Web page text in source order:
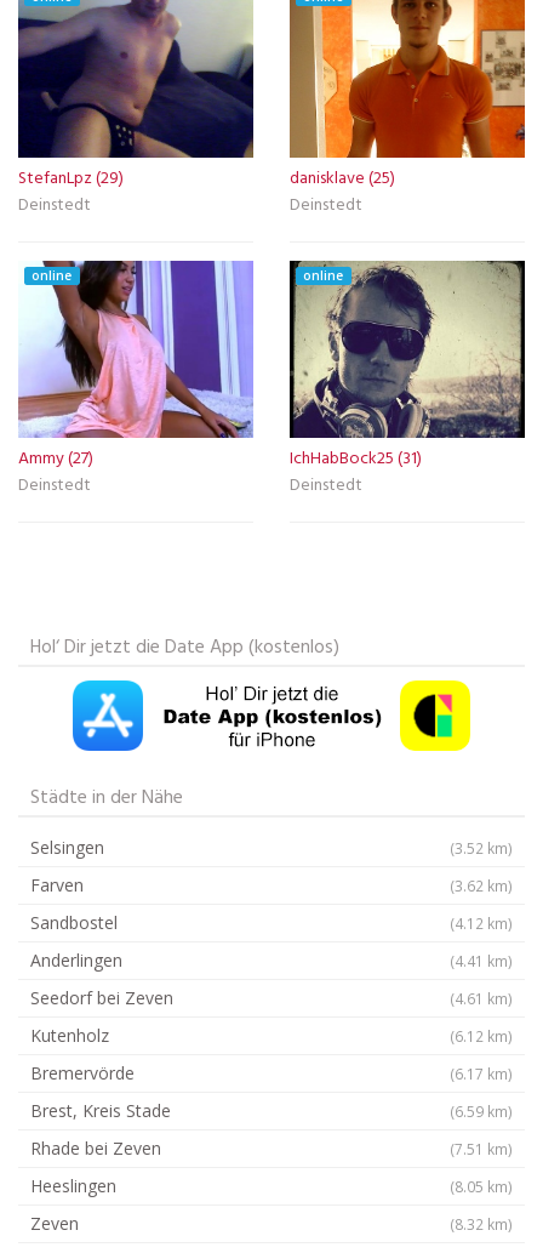
StefanLpz (29)
Deinstedt
danisklave (25)
Deinstedt
online
Ammy (27)
Deinstedt
online
IchHabBock25 (31)
Deinstedt
Hol‘ Dir jetzt die Date App (kostenlos)
Städte in der Nähe
Selsingen (3.52 km)
Farven (3.62 km)
Sandbostel (4.12 km)
Anderlingen (4.41 km)
Seedorf bei Zeven (4.61 km)
Kutenholz (6.12 km)
Bremervörde (6.17 km)
Brest, Kreis Stade (6.59 km)
Rhade bei Zeven (7.51 km)
Heeslingen (8.05 km)
Zeven (8.32 km)